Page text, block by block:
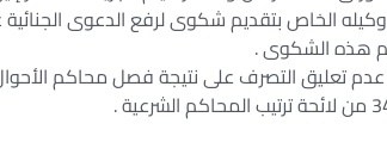
الخاص بتقديم شكوى لرفع الدعوى
هذه الشكوى .
تعليق التصرف على نتيجة فصل محاكم